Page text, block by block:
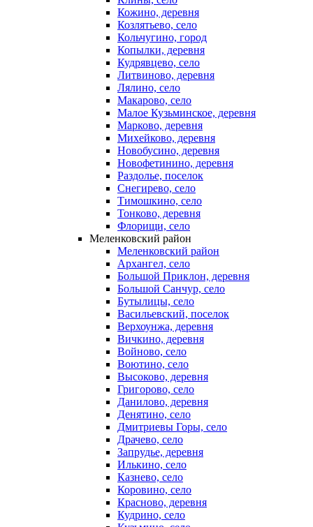
Кожино, деревня
Козлятьево, село
Кольчугино, город
Копылки, деревня
Кудрявцево, село
Литвиново, деревня
Лялино, село
Макарово, село
Малое Кузьминское, деревня
Марково, деревня
Михейково, деревня
Новобусино, деревня
Новофетинино, деревня
Раздолье, поселок
Снегирево, село
Тимошкино, село
Тонково, деревня
Флорищи, село
Меленковский район
Меленковский район
Архангел, село
Большой Приклон, деревня
Большой Санчур, село
Бутылицы, село
Васильевский, поселок
Верхоунжа, деревня
Вичкино, деревня
Войново, село
Воютино, село
Высоково, деревня
Григорово, село
Данилово, деревня
Денятино, село
Дмитриевы Горы, село
Драчево, село
Запрудье, деревня
Илькино, село
Казнево, село
Коровино, село
Красново, деревня
Кудрино, село